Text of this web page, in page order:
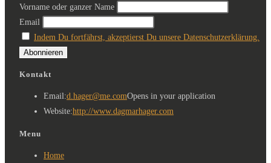
Vorname oder ganzer Name
Email
Indem Du fortfährst, akzeptierst Du unsere Datenschutzerklärung.
Kontakt
Email:d.hager@me.comOpens in your application
Website:http://www.dagmarhager.com
Menu
Home